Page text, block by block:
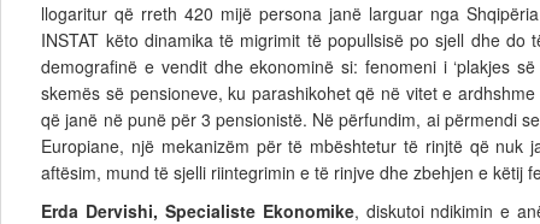
llogaritur që rreth 420 mijë persona janë larguar nga
INSTAT këto dinamika të migrimit të popullsisë po sjell dhe do
demografinë e vendit dhe ekonominë si: fenomeni i ‘plakjes
skemës së pensioneve, ku parashikohet që në vitet e
që janë në punë për 3 pensionistë. Në përfundim, ai përmendi
Europiane, një mekanizëm për të mbështetur të rinjtë që nuk
aftësim, mund të sjelli riintegrimin e të rinjve dhe zbehjen e këtij
Erda Dervishi, Specialiste Ekonomike, diskutoi ndikimin e